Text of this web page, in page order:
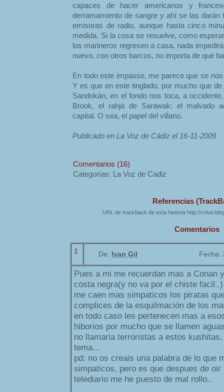
capaces de hacer americanos y
derramamiento de sangre y ahí se las darán
emisoras de radio, aunque hasta cinco
medida. Si la cosa se resuelve, como
los marineros regresen a casa, nada
nuevo, con otros barcos, no importa de qué
En todo este impasse, me parece que se
Y es que en este tinglado, por mucho que
Sandokán, en el fondo nos toca, a
Brook, el rahjá de Sarawak: el malvado
capital. O sea, el papel del villano.
Publicado en La Voz de Cádiz el 16-11-2009
Comentarios (16)
Categorías: La Voz de Cadiz
Referencias
URL de trackback de esta historia http://
Comentarios
1 De: Ivan Gil Fecha:
Pues a mi me recuerdan mas a Conan
costa negra(y no va por el chiste
me caen mas simpaticos los piratas
complices de la esquilmación de los
en todo caso les pertenecen mas a
hiborios por mucho que se llamen
no llamaria terroristas a estos
tema...
pd: no os creais una palabra de lo que
simpaticos, pero es que despues de
telediario me he puesto de mal rollo..